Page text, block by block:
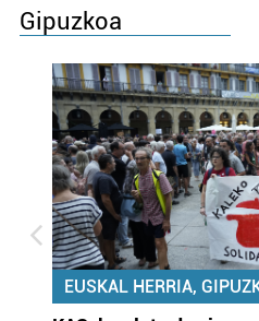
Gipuzkoa
EUSKAL HERRIA,